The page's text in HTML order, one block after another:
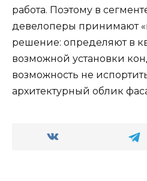
работа. Поэтому в
девелоперы принимают
решение: определяют в
возможной установки
возможность не
архитектурный облик